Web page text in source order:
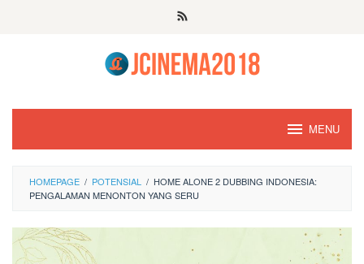
MENU
HOMEPAGE / POTENSIAL / HOME ALONE 2 DUBBING INDONESIA:
PENGALAMAN MENONTON YANG SERU